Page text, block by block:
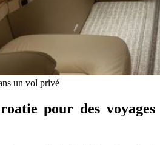
un vol privé
pour des voyages